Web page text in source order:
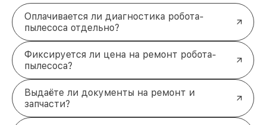
Оплачивается ли диагностика робота-
пылесоса отдельно?
Фиксируется ли цена на ремонт робота-
пылесоса?
Выдаёте ли документы на ремонт и
запчасти?